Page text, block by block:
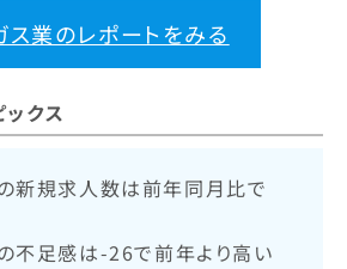
ス業のレポートをみる
クス
新規求人数は前年同月比で
不足感は-26で前年より高い